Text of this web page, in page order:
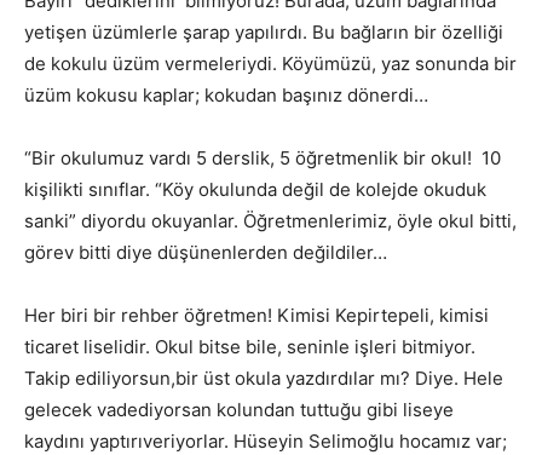
yetişen üzümlerle şarap yapılırdı. Bu bağların bir özelliği
de kokulu üzüm vermeleriydi. Köyümüzü, yaz sonunda bir
üzüm kokusu kaplar; kokudan başınız dönerdi…
“Bir okulumuz vardı 5 derslik, 5 öğretmenlik bir okul! 10
kişilikti sınıflar. “Köy okulunda değil de kolejde okuduk
sanki” diyordu okuyanlar. Öğretmenlerimiz, öyle okul bitti,
görev bitti diye düşünenlerden değildiler…
Her biri bir rehber öğretmen! Kimisi Kepirtepeli, kimisi
ticaret liselidir. Okul bitse bile, seninle işleri bitmiyor.
Takip ediliyorsun,bir üst okula yazdırdılar mı? Diye. Hele
gelecek vadediyorsan kolundan tuttuğu gibi liseye
kaydını yaptırıveriyorlar. Hüseyin Selimoğlu hocamız var;